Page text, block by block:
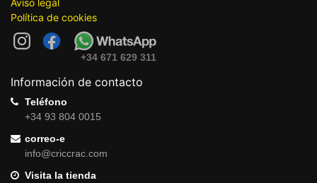
Aviso legal
Política de cookies
+34 671 629 311
Información de contacto
Teléfono
+34 93 804 0015
correo-e
info@criccrac.com
Visita la tienda